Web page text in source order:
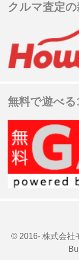
クルマ査定の
無料で遊べ
© 2016- 株式会社